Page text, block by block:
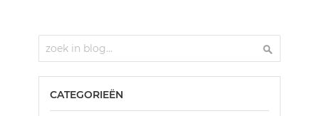
CATEGORIEËN